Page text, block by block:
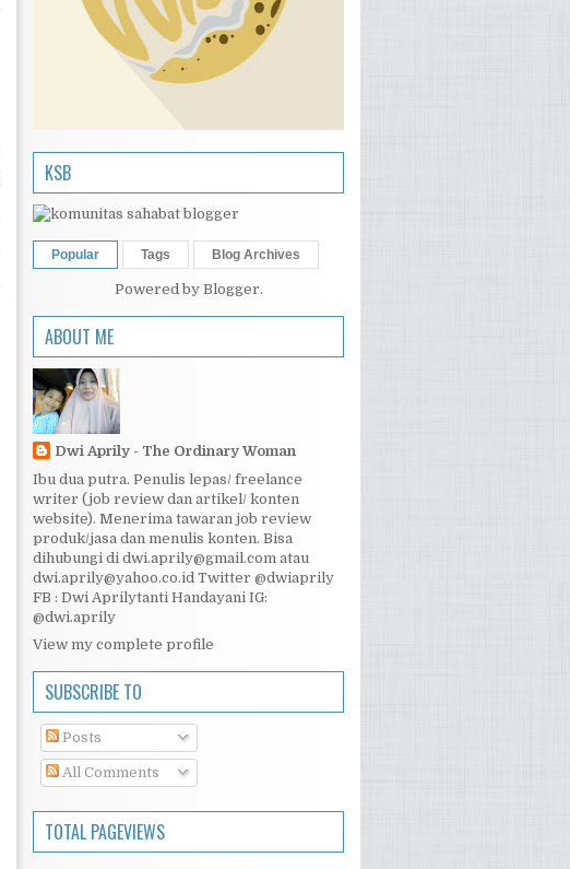
KSB
Popular Tags Blog Archives
Powered by Blogger.
ABOUT ME
Dwi Aprily - The Ordinary Woman
Ibu dua putra. Penulis lepas/ freelance
writer (job review dan artikel/ konten
website). Menerima tawaran job review
produk/jasa dan menulis konten. Bisa
dihubungi di dwi.aprily@gmail.com atau
dwi.aprily@yahoo.co.id Twitter @dwiaprily
FB : Dwi Aprilytanti Handayani IG:
@dwi.aprily
View my complete profile
SUBSCRIBE TO
Posts
All Comments
TOTAL PAGEVIEWS